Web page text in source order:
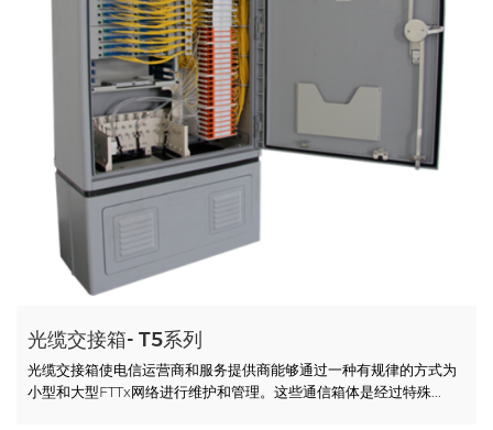
光缆交接箱- T5系列
光缆交接箱使电信运营商和服务提供商能够通过一种有规律的方式为
小型和大型FTTx网络进行维护和管理。这些通信箱体是经过特殊...